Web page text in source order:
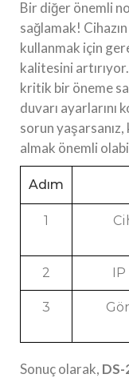
Bir diğer önemli
sağlamak!
kullanmak için
kalitesini
kritik bir öneme
duvarı ayarlarını
sorun
almak önemli
Adım
1
2 IP
3
Sonuç olarak,